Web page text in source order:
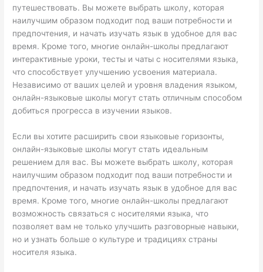
путешествовать. Вы можете выбрать школу, которая
наилучшим образом подходит под ваши потребности и
предпочтения, и начать изучать язык в удобное для вас
время. Кроме того, многие онлайн-школы предлагают
интерактивные уроки, тесты и чаты с носителями языка,
что способствует улучшению усвоения материала.
Независимо от ваших целей и уровня владения языком,
онлайн-языковые школы могут стать отличным способом
добиться прогресса в изучении языков.
Если вы хотите расширить свои языковые горизонты,
онлайн-языковые школы могут стать идеальным
решением для вас. Вы можете выбрать школу, которая
наилучшим образом подходит под ваши потребности и
предпочтения, и начать изучать язык в удобное для вас
время. Кроме того, многие онлайн-школы предлагают
возможность связаться с носителями языка, что
позволяет вам не только улучшить разговорные навыки,
но и узнать больше о культуре и традициях страны
носителя языка.